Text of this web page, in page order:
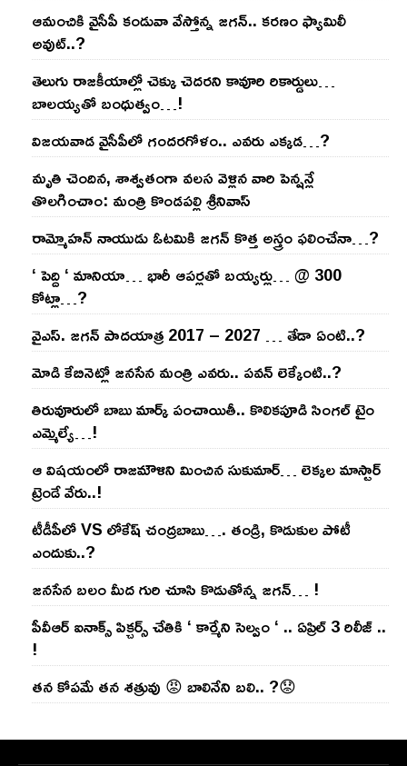
ఆమంచికి వైసీపీ కండువా వేస్తోన్న జ‌గ‌న్‌.. క‌ర‌ణం ఫ్యామిలీ
అవుట్‌..?
తెలుగు రాజ‌కీయాల్లో చెక్కు చెద‌ర‌ని కావూరి రికార్డులు…
బాల‌య్యతో బంధుత్వం…!
విజ‌య‌వాడ వైసీపీలో గంద‌ర‌గోళం.. ఎవ‌రు ఎక్క‌డ‌…?
మృతి చెందిన, శాశ్వతంగా వలస వెళ్లిన వారి పెన్ష‌న్లే
తొల‌గించాం: మంత్రి కొండపల్లి శ్రీనివాస్
రామ్మోహ‌న్ నాయుడు ఓట‌మికి జ‌గ‌న్ కొత్త అస్త్రం ఫ‌లించేనా…?
‘ పెద్ది ‘ మానియా… భారీ ఆప‌ర్ల‌తో బ‌య్య‌ర్లు… @ 300
కోట్లా…?
వైఎస్‌. జ‌గ‌న్ పాద‌యాత్ర 2017 – 2027 … తేడా ఏంటి..?
మోడి కేబినెట్లో జ‌నసేన మంత్రి ఎవ‌రు.. ప‌వ‌న్ లెక్కేంటి..?
తిరువూరులో బాబు మార్క్ పంచాయితీ.. కొలిక‌పూడి సింగ‌ల్ టైం
ఎమ్మెల్యే…!
ఆ విష‌యంలో రాజ‌మౌళిని మించిన సుకుమార్‌… లెక్క‌ల మాస్టార్
ట్రెండే వేరు..!
టీడీపీలో VS లోకేష్ చంద్ర‌బాబు…. తండ్రి, కొడుకుల పోటీ
ఎందుకు..?
జ‌న‌సేన బ‌లం మీద గురి చూసి కొడుతోన్న జ‌గ‌న్‌… !
పీవీఆర్ ఐనాక్స్ పిక్చర్స్ చేతికి ‘ కార్మేని సెల్వం ‘ .. ఏప్రిల్ 3 రిలీజ్ ..
!
తన కోపమే తన శత్రువు 😡 బాలినేని బలి.. ?😟